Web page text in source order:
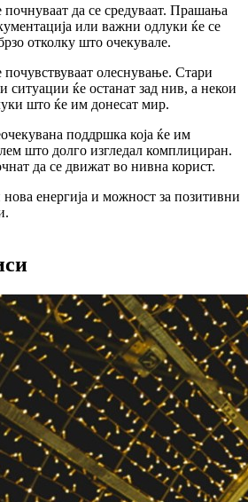
да се средуваат. Прашања
или важни одлуки ќе се
отколку што очекувале.
олеснување. Стари
ќе останат зад нив, а некои
што ќе им донесат мир.
поддршка која ќе им
што долго изгледал комплициран.
да се движат во нивна корист.
енергија и можност за позитивни